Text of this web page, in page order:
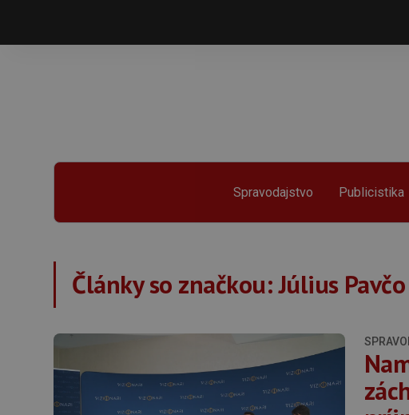
Spravodajstvo Publicistika
Články so značkou:Július Pavčo